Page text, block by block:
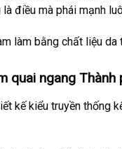
điều mà phái mạnh
làm bằng chất liệu
quai ngang
kế kiểu truyền thống